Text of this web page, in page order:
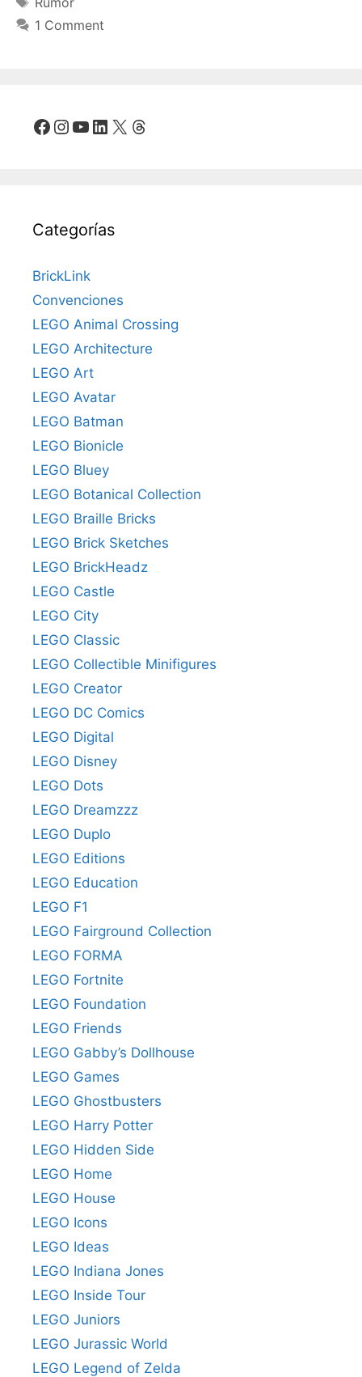
1 Comment
Facebook
Instagram
YouTube
LinkedIn
X Threads
Categorías
BrickLink
Convenciones
LEGO Animal Crossing
LEGO Architecture
LEGO Art
LEGO Avatar
LEGO Batman
LEGO Bionicle
LEGO Bluey
LEGO Botanical Collection
LEGO Braille Bricks
LEGO Brick Sketches
LEGO BrickHeadz
LEGO Castle
LEGO City
LEGO Classic
LEGO Collectible Minifigures
LEGO Creator
LEGO DC Comics
LEGO Digital
LEGO Disney
LEGO Dots
LEGO Dreamzzz
LEGO Duplo
LEGO Editions
LEGO Education
LEGO F1
LEGO Fairground Collection
LEGO FORMA
LEGO Fortnite
LEGO Foundation
LEGO Friends
LEGO Gabby’s Dollhouse
LEGO Games
LEGO Ghostbusters
LEGO Harry Potter
LEGO Hidden Side
LEGO Home
LEGO House
LEGO Icons
LEGO Ideas
LEGO Indiana Jones
LEGO Inside Tour
LEGO Juniors
LEGO Jurassic World
LEGO Legend of Zelda